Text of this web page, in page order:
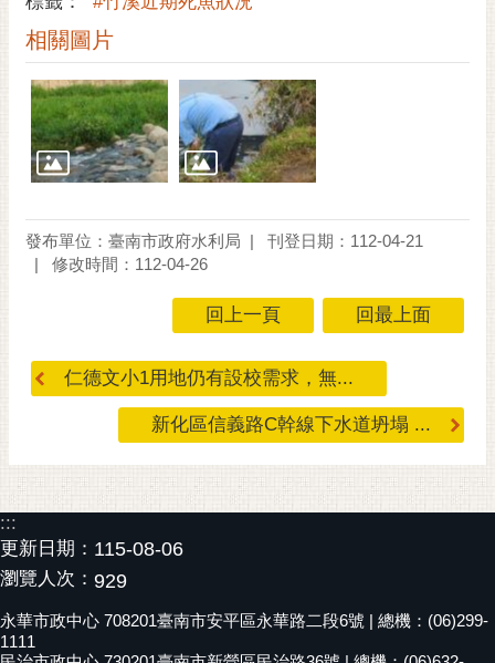
站
導
覽
訂
閱
RSS
訂
閱
市
民
English
日
本
語
隱
相關圖片
發布單位：臺南市政府水利局
刊登日期：112-04-21
修改時間：112-04-26
回上一頁 回最上面
仁德文小1用地仍有設校需求，無...
新化區信義路C幹線下水道坍塌 ...
:::
更新日期： 115-08-06
瀏覽人次： 929
永華市政中心 708201臺南市安平區永華路二段6號 | 總機：(06)299-
1111